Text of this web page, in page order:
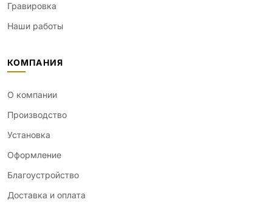
Гравировка
Наши работы
КОМПАНИЯ
О компании
Производство
Установка
Оформление
Благоустройство
Доставка и оплата